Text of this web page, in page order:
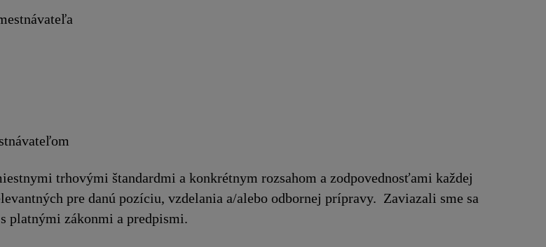
trhovými štandardmi a konkrétnym rozsahom a zodpovednosťami každej
pre danú pozíciu, vzdelania a/alebo odbornej prípravy. Zaviazali sme sa
platnými zákonmi a predpismi.